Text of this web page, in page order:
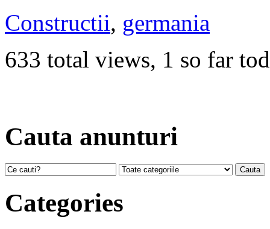
Constructii, germania
633 total views, 1 so far
Cauta anunturi
Categories